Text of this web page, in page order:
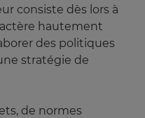
consiste dès lors à
hautement
des politiques
stratégie de
de normes